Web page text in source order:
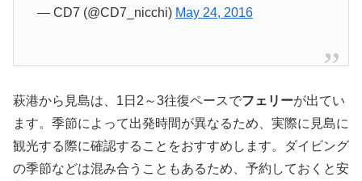
— CD7 (@CD7_nicchi) May 24, 2016
萩港から見島は、1日2～3往復ペースでフェリーが出てい
ます。季節によって出発時間が異なるため、実際に見島に
観光する際に確認することをおすすめします。ダイビング
の季節などは混み合うこともあるため、予約しておくと安